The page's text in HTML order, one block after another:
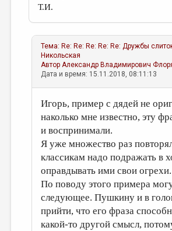
Т.И.
Тема:Re: Re: Re: Re: Re: Дружбы
Никольская
Автор Александр Владимирович
Дата и время: 15.11.2018, 08:11:13
Игорь, пример с дядей не
наколько мне известно, эту
и воспринимали.
Я уже множество раз
классикам надо подражать в
оправдывать ими свои огрехи.
По поводу этого примера
следующее. Пушкину и в
прийти, что его фраза
какой-то другой смысл,